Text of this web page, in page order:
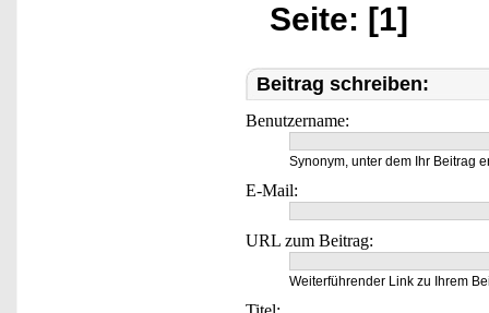
Seite: [1]
Beitrag schreiben:
Benutzername:
Synonym, unter dem Ihr Beitrag
E-Mail:
URL zum Beitrag:
Weiterführender Link zu Ihrem